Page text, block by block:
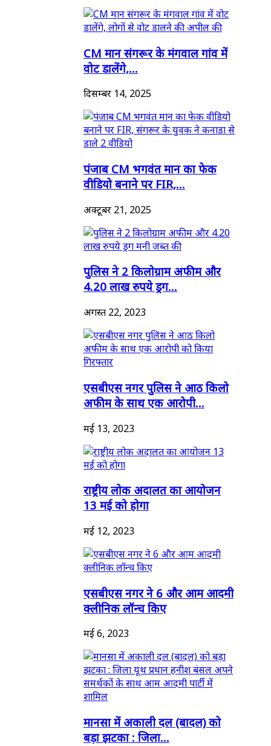
CM मान संगरूर के मंगवाल गांव में
वोट डालेंगे,...
दिसम्बर 14, 2025
पंजाब CM भगवंत मान का फेक
वीडियो बनाने पर FIR,...
अक्टूबर 21, 2025
पुलिस ने 2 किलोग्राम अफीम और
4.20 लाख रुपये ड्रग...
अगस्त 22, 2023
एसबीएस नगर पुलिस ने आठ किलो
अफीम के साथ एक आरोपी...
मई 13, 2023
राष्ट्रीय लोक अदालत का आयोजन
13 मई को होगा
मई 12, 2023
एसबीएस नगर ने 6 और आम आदमी
क्लीनिक लॉन्च किए
मई 6, 2023
मानसा में अकाली दल (बादल) को
बड़ा झटका : जिला...